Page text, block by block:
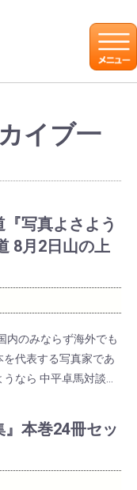
イブ一
写真よさよう
8月2日山の上
のみならず海外でも
代表する写真家であ
なら 中平卓馬対談森
は、1968年に中平卓
説的な写真誌『プロ
本巻24冊セッ